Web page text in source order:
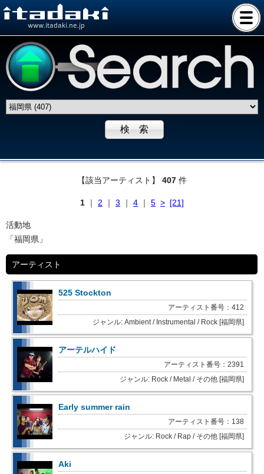
www.itadaki.ne.jp
【該当アーティスト】 407 件
1 ｜ 2 ｜ 3 ｜ 4 ｜ 5 > [21]
活動地
「福岡県」
アーティスト
525 Stockton
アーティスト番号：412
ジャンル: Ambient / Instrumental / Rock [福岡県]
アーテルハイド
アーティスト番号：2391
ジャンル: Rock / Metal / その他 [福岡県]
Early summer rain
アーティスト番号：138
ジャンル: Rock / Rap / その他 [福岡県]
Aki